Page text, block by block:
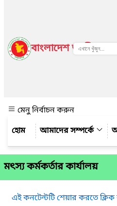
বাংলাদেশ জাতীয় তথ্য
মেনু নির্বাচন করুন
আমাদের সম্পর্কে
মৎস্য কর্মকর্তার কার্যালয়
এই কনটেন্টটি শেয়ার করতে